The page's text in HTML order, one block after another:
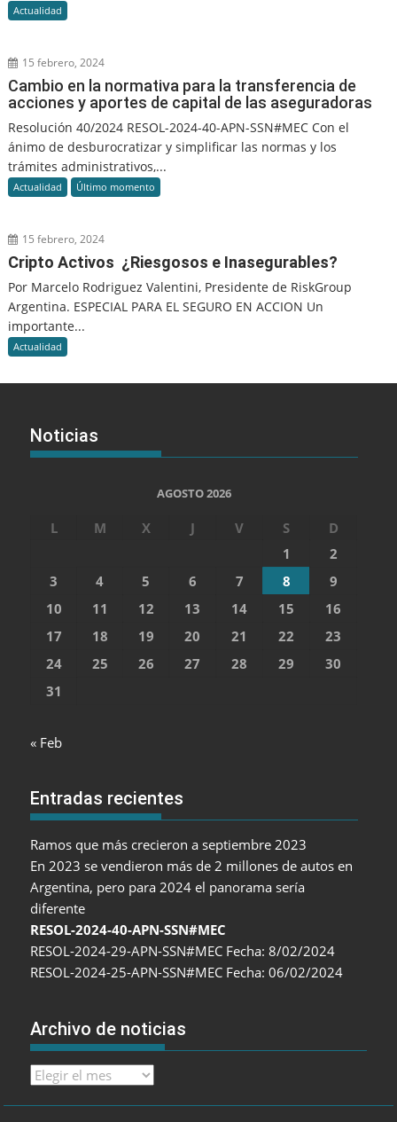
Actualidad
15 febrero, 2024
Cambio en la normativa para la transferencia de
acciones y aportes de capital de las aseguradoras
Resolución 40/2024 RESOL-2024-40-APN-SSN#MEC Con el
ánimo de desburocratizar y simplificar las normas y los
trámites administrativos,...
Actualidad Último momento
15 febrero, 2024
Cripto Activos ¿Riesgosos e Inasegurables?
Por Marcelo Rodriguez Valentini, Presidente de RiskGroup
Argentina. ESPECIAL PARA EL SEGURO EN ACCION Un
importante...
Actualidad
Noticias
AGOSTO 2026
L M X J V S
D
1
2
3
4 5 6 7 8
9
10
11 12 13 14 15
16
17
18 19 20 21 22
23
24
25 26 27 28 29
30
31
« Feb
Entradas recientes
Ramos que más crecieron a septiembre 2023
En 2023 se vendieron más de 2 millones de autos en
Argentina, pero para 2024 el panorama sería
diferente
RESOL-2024-40-APN-SSN#MEC
RESOL-2024-29-APN-SSN#MEC Fecha: 8/02/2024
RESOL-2024-25-APN-SSN#MEC Fecha: 06/02/2024
Archivo de noticias
Archivo